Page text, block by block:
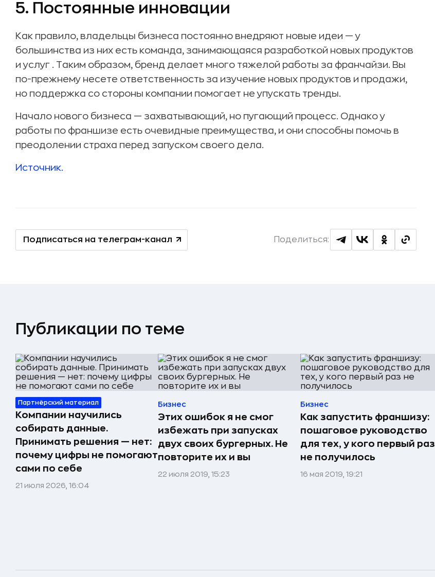
5. Постоянные инновации
Как правило, владельцы бизнеса постоянно внедряют новые идеи — у
большинства из них есть команда, занимающаяся разработкой новых продуктов
и услуг . Таким образом, бренд делает много тяжелой работы за франчайзи. Вы
по-прежнему несете ответственность за изучение новых продуктов и продажи,
но поддержка со стороны компании помогает не упускать тренды.
Начало нового бизнеса — захватывающий, но пугающий процесс. Однако у
работы по франшизе есть очевидные преимущества, и они способны помочь в
преодолении страха перед запуском своего дела.
Источник.
Подписаться на телеграм-канал Поделиться:
Публикации по теме
Партнёрский материал
Компании научились
собирать данные.
Принимать решения — нет:
почему цифры не помогают
сами по себе
21 июля 2026, 16:04
Бизнес
Этих ошибок я не смог
избежать при запусках
двух своих бургерных. Не
повторите их и вы
22 июля 2019, 15:23
Бизнес
Как запустить франшизу:
пошаговое руководство
для тех, у кого первый раз
не получилось
16 мая 2019, 19:21